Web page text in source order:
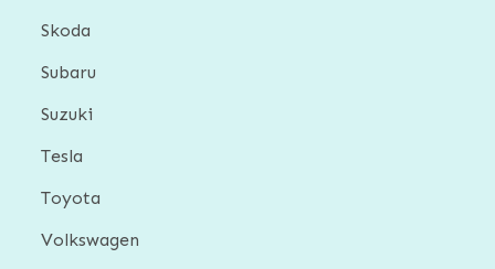
Skoda
Subaru
Suzuki
Tesla
Toyota
Volkswagen